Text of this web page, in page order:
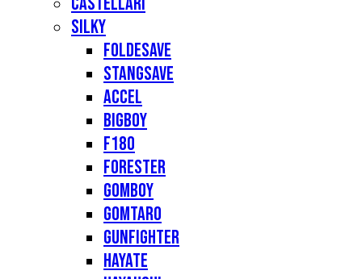
Silky
Foldesave
Stangsave
Accel
Bigboy
F180
Forester
Gomboy
Gomtaro
Gunfighter
Hayate